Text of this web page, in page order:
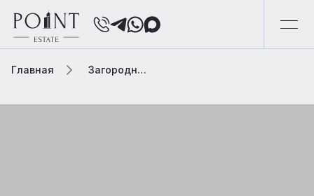
Главная Загородная элитная недвижимость